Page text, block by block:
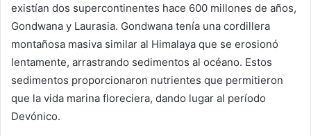
existían dos supercontinentes hace 600 millones de años,
Gondwana y Laurasia. Gondwana tenía una cordillera
montañosa masiva similar al Himalaya que se erosionó
lentamente, arrastrando sedimentos al océano. Estos
sedimentos proporcionaron nutrientes que permitieron
que la vida marina floreciera, dando lugar al período
Devónico.